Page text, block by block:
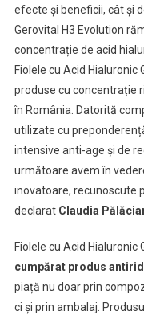
efecte și beneficii, cât și
Gerovital H3 Evolution
concentrație de acid
Fiolele cu Acid
produse cu concentrație
în România. Datorită
utilizate cu
intensive anti-age și de
următoare avem în
inovatoare, recunoscute
declarat Claudia
Fiolele cu Acid Hialuronic
cumpărat produs
piață nu doar prin
ci și prin ambalaj.